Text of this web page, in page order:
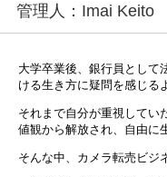
管理人：Imai Keito
大学卒業後、銀行員として
ける生き方に疑問を感じる
それまで自分が重視してい
値観から解放され、自由に
そんな中、カメラ転売ビジ